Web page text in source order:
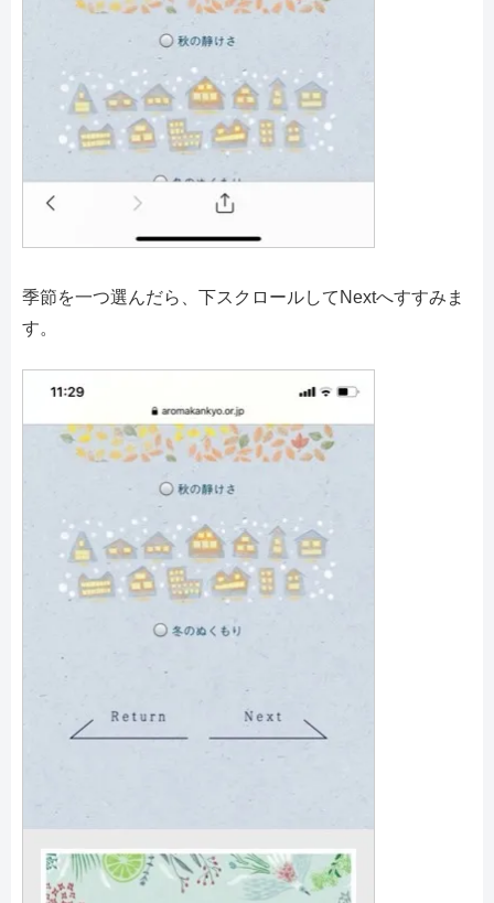
季節を一つ選んだら、下スクロールしてNextへすすみま
す。